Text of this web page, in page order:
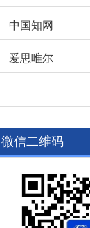
中国知网
爱思唯尔
微信二维码